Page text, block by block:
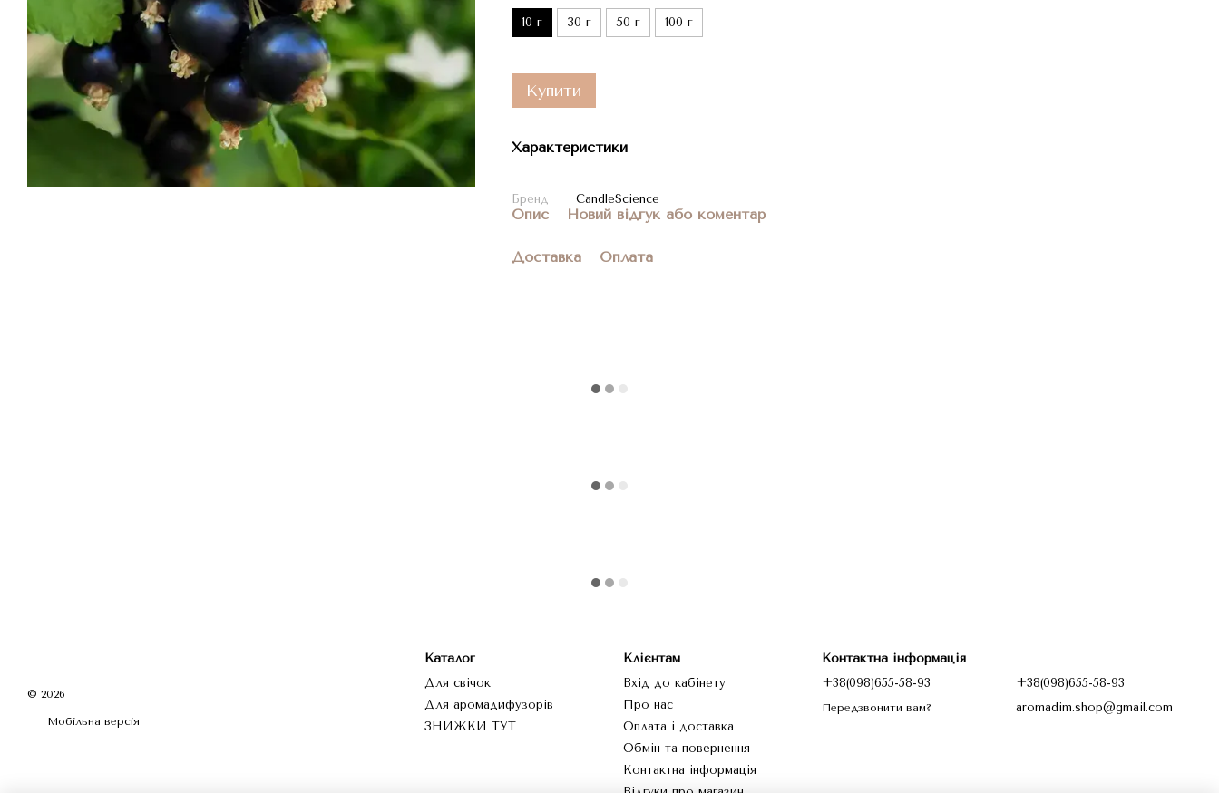
10 г 30 г 50 г 100 г
Купити
Характеристики
Бренд CandleScience
Опис Новий відгук або коментар
Доставка Оплата
© 2026
Мобільна версія
Каталог
Для свічок
Для аромадифузорів
ЗНИЖКИ ТУТ
Клієнтам
Вхід до кабінету
Про нас
Оплата і доставка
Обмін та повернення
Контактна інформація
Відгуки про магазин
Контактна інформація
+38(098)655-58-93
Передзвонити вам?
+38(098)655-58-93
aromadim.shop@gmail.com